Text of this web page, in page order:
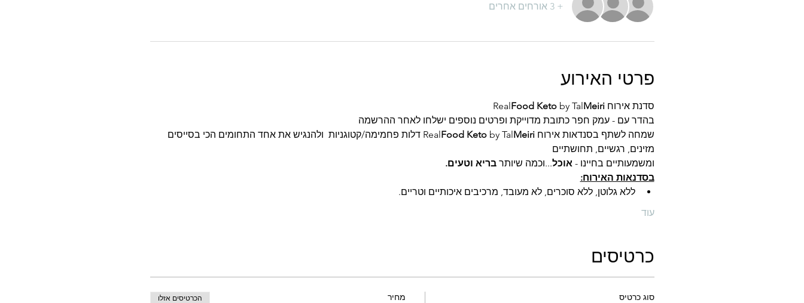
+ 3 אורחים אחרים
פרטי האירוע
סדנת אירוח Real Food Keto by TalMeiri
בהדר עם - עמק חפר כתובת מדוייקת ופרטים נוספים ישלחו לאחר ההרשמה
שמחה לשתף בסנדאות אירוח Real
Food Keto by TalMeiri
דלות פחמימה/קטוגניות  ולהנגיש את אחד התחומים הכי בסייסים
מזינים, רגשיים, תחושתיים
ומשמעותיים בחיינו - אוכל...וכמה שיותר בריא וטעים.
בסדנאות האירוח:
ללא גלוטן, ללא סוכרים, לא מעובד, מרכיבים איכותיים וטריים.
עוד
כרטיסים
סוג כרטיס מחיר הכרטיסים אזלו